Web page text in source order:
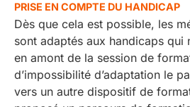
PRISE EN COMPTE DU HANDICAP
Dès que cela est possible, les
sont adaptés aux handicaps qui
en amont de la session de
d’impossibilité d’adaptation le
vers un autre dispositif de